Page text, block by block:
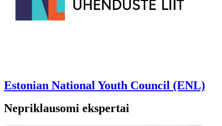
Estonian National Youth Council (ENL)
Nepriklausomi ekspertai